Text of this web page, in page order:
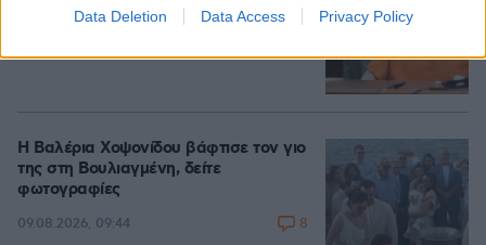
Data Deletion Data Access Privacy Policy
Η Βαλέρια Χοψονίδου βάφτισε τον γιο
της στη Βουλιαγμένη, δείτε
φωτογραφίες
09.08.2026, 09:44 8